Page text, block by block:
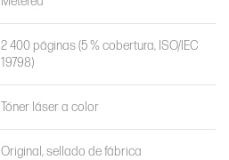
2 400 páginas (5 % cobertura, ISO/IEC
19798)
Tóner láser a color
Original, sellado de fábrica